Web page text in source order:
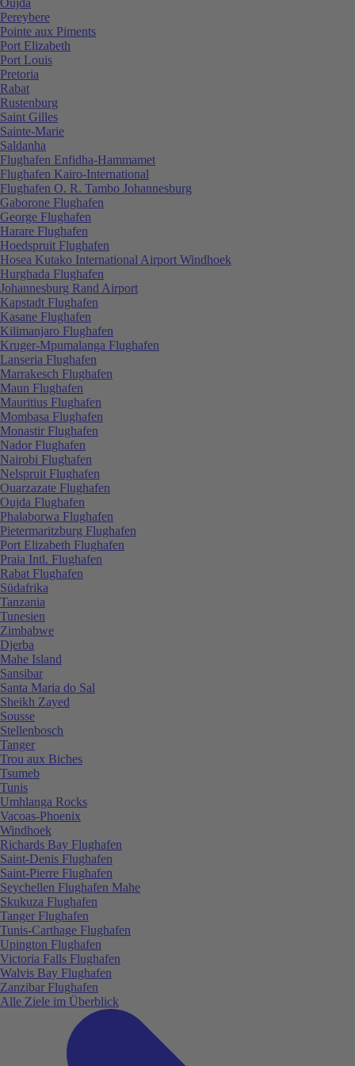
Pereybere
Pointe aux Piments
Port Elizabeth
Port Louis
Pretoria
Rabat
Rustenburg
Saint Gilles
Sainte-Marie
Saldanha
Flughafen Enfidha-Hammamet
Flughafen Kairo-International
Flughafen O. R. Tambo Johannesburg
Gaborone Flughafen
George Flughafen
Harare Flughafen
Hoedspruit Flughafen
Hosea Kutako International Airport Windhoek
Hurghada Flughafen
Johannesburg Rand Airport
Kapstadt Flughafen
Kasane Flughafen
Kilimanjaro Flughafen
Kruger-Mpumalanga Flughafen
Lanseria Flughafen
Marrakesch Flughafen
Maun Flughafen
Mauritius Flughafen
Mombasa Flughafen
Monastir Flughafen
Nador Flughafen
Nairobi Flughafen
Nelspruit Flughafen
Ouarzazate Flughafen
Oujda Flughafen
Phalaborwa Flughafen
Pietermaritzburg Flughafen
Port Elizabeth Flughafen
Praia Intl. Flughafen
Rabat Flughafen
Südafrika
Tanzania
Tunesien
Zimbabwe
Djerba
Mahe Island
Sansibar
Santa Maria do Sal
Sheikh Zayed
Sousse
Stellenbosch
Tanger
Trou aux Biches
Tsumeb
Tunis
Umhlanga Rocks
Vacoas-Phoenix
Windhoek
Richards Bay Flughafen
Saint-Denis Flughafen
Saint-Pierre Flughafen
Seychellen Flughafen Mahe
Skukuza Flughafen
Tanger Flughafen
Tunis-Carthage Flughafen
Upington Flughafen
Victoria Falls Flughafen
Walvis Bay Flughafen
Zanzibar Flughafen
Alle Ziele im Überblick